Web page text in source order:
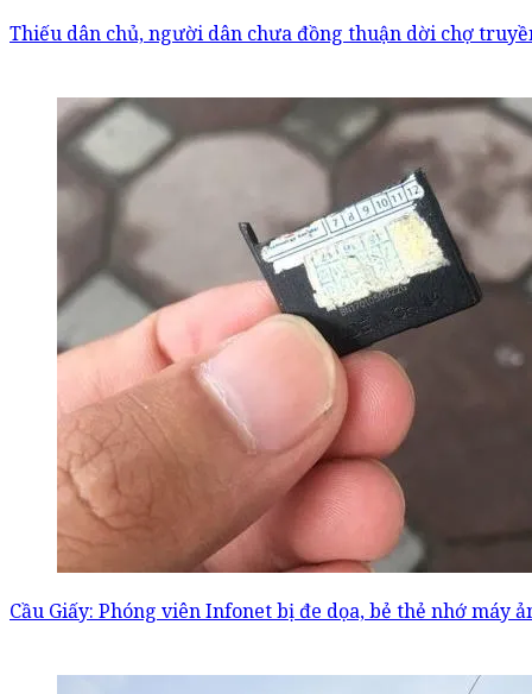
Thiếu dân chủ, người dân chưa đồng thuận dời chợ
Cầu Giấy: Phóng viên Infonet bị đe dọa, bẻ thẻ nhớ máy